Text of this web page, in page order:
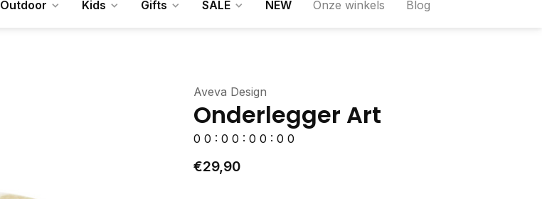
Outdoor Kids Gifts SALE NEW Onze winkels Blog
Aveva Design
Onderlegger Art
0 0 : 0 0 : 0 0 : 0 0
€29,90